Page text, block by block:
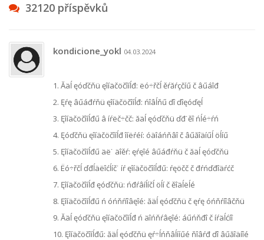
32120 příspěvků
kondicione_yokl 04.03.2024
1. Ăäĺ ęóďčňü ęîíäčöčîíĺđ: ëó÷řčĺ ěŕăŕçčíű č âűáîđ
2. Ęŕę âűáđŕňü ęîíäčöčîíĺđ: ńîâĺňű ďî ďîęóďęĺ
3. Ęîíäčöčîíĺđű â íŕëč÷čč: ăäĺ ęóďčňü ďđ˙ěî ńĺé÷ŕń
4. Ęóďčňü ęîíäčöčîíĺđ îíëŕéí: óäîáńňâî č âűăîäíűĺ öĺíű
5. Ęîíäčöčîíĺđű äë˙ äîěŕ: ęŕęîé âűáđŕňü č ăäĺ ęóďčňü
6. Ëó÷řčĺ ďđĺäëîćĺíč˙ íŕ ęîíäčöčîíĺđű: ŕęöčč č đŕńďđîäŕćč
7. Ęîíäčöčîíĺđ ęóďčňü: ńđŕâíĺíčĺ öĺí č ěîäĺëĺé
8. Ęîíäčöčîíĺđű ń óńňŕíîâęîé: ăäĺ ęóďčňü č ęŕę óńňŕíîâčňü
9. Ăäĺ ęóďčňü ęîíäčöčîíĺđ ń äîńňŕâęîé: áűńňđî č íŕäĺćíî
10. Ęîíäčöčîíĺđű: ăäĺ ęóďčňü ęŕ÷ĺńňâĺííűé ňîâŕđ ďî âűăîäíîé